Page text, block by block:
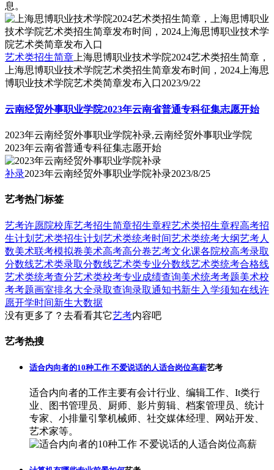
息。
艺术类招生简章上海思博职业技术学院2024艺术类招生简章，
上海思博职业技术学院艺术类招生简章发布时间，2024上海思
博职业技术学院艺术类简章发布入口 2023/9/22
云南经贸外事职业学院2023年云南省普通专科征集志愿开始
2023年云南经贸外事职业学院补录,云南经贸外事职业学院
2023年云南省普通专科征集志愿开始
补录2023年云南经贸外事职业学院补录2023/8/25
艺考热门标签
艺考许愿院校库艺考招生简章招生章程艺术类招生章程高考招
生计划 艺术类招生计划 艺术类统考时间艺术类统考大纲艺考人
数美术联考模拟卷美术高考高分卷艺考文化课各院校高考录取
分数线艺术类录取分数线艺术类专业分数线艺术类统考合格线
艺术类统考查分艺术类校考专业成绩查询美术统考考题美术校
考考题画室排名大全录取查询录取通知书新生入学须知在线许
愿开学时间新生大数据
没有更多了？去看看其它艺考内容吧
艺考热搜
适合内向者的10种工作 不爱说话的人适合岗位高薪艺考
适合内向者的工作主要有会计行业、编辑工作、It类行
业、图书管理员、厨师、影片剪辑、档案管理员、统计
专家、小排量引擎机械师、社交媒体经理、网站开发、
艺术家等。